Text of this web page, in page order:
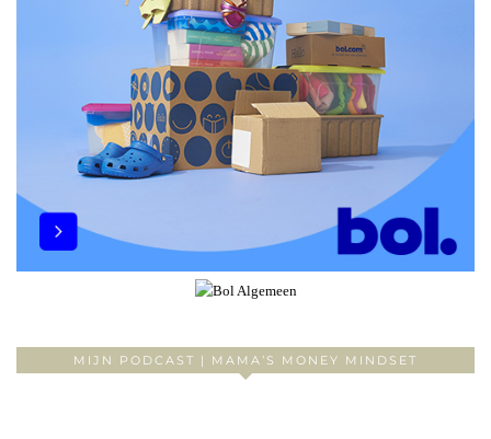
MIJN PODCAST | MAMA’S MONEY MINDSET